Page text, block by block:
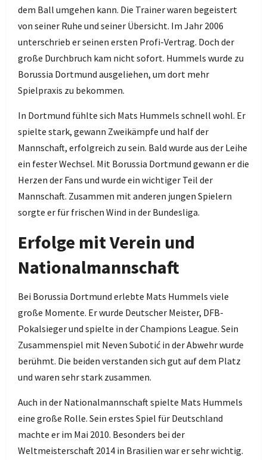
dem Ball umgehen kann. Die Trainer waren begeistert
von seiner Ruhe und seiner Übersicht. Im Jahr 2006
unterschrieb er seinen ersten Profi-Vertrag. Doch der
große Durchbruch kam nicht sofort. Hummels wurde zu
Borussia Dortmund ausgeliehen, um dort mehr
Spielpraxis zu bekommen.
In Dortmund fühlte sich Mats Hummels schnell wohl. Er
spielte stark, gewann Zweikämpfe und half der
Mannschaft, erfolgreich zu sein. Bald wurde aus der Leihe
ein fester Wechsel. Mit Borussia Dortmund gewann er die
Herzen der Fans und wurde ein wichtiger Teil der
Mannschaft. Zusammen mit anderen jungen Spielern
sorgte er für frischen Wind in der Bundesliga.
Erfolge mit Verein und
Nationalmannschaft
Bei Borussia Dortmund erlebte Mats Hummels viele
große Momente. Er wurde Deutscher Meister, DFB-
Pokalsieger und spielte in der Champions League. Sein
Zusammenspiel mit Neven Subotić in der Abwehr wurde
berühmt. Die beiden verstanden sich gut auf dem Platz
und waren sehr stark zusammen.
Auch in der Nationalmannschaft spielte Mats Hummels
eine große Rolle. Sein erstes Spiel für Deutschland
machte er im Mai 2010. Besonders bei der
Weltmeisterschaft 2014 in Brasilien war er sehr wichtig.